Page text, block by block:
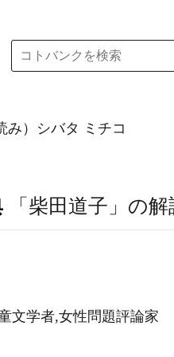
み）シバタ ミチコ
「柴田道子」の解
文学者,女性問題評論家